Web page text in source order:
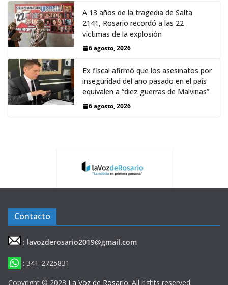
A 13 años de la tragedia de Salta
2141, Rosario recordó a las 22
víctimas de la explosión
6 agosto, 2026
Ex fiscal afirmó que los asesinatos por
inseguridad del año pasado en el país
equivalen a “diez guerras de Malvinas”
6 agosto, 2026
Contacto
: lavozderosario2019@gmail.com
: 341-2725831
Copyright © 2023 La Voz de Rosario. All rights reserved.